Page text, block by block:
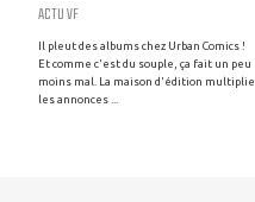
ACTU VF
Il pleut des albums chez Urban Comics !
Et comme c'est du souple, ça fait un peu
moins mal. La maison d'édition multiplie
les annonces ...